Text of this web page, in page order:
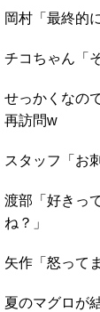
岡村「最終的
チコちゃん「
せっかくなの
再訪問w
スタッフ「お
渡部「好きっ
ね？」
矢作「怒って
夏のマグロが